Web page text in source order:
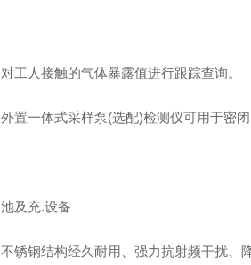
对工人接触的气体暴露值进行跟踪查询。
外置一体式采样泵(选配)检测仪可用于密
池及充.设备
不锈钢结构经久耐用、强力抗射频干扰、